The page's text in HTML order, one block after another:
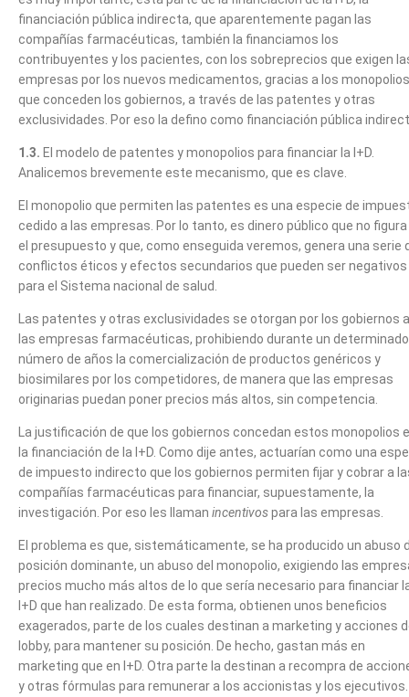
financiación pública indirecta, que aparentemente pagan las
compañías farmacéuticas, también la financiamos los
contribuyentes y los pacientes, con los sobreprecios que exigen
empresas por los nuevos medicamentos, gracias a los monopolios
que conceden los gobiernos, a través de las patentes y otras
exclusividades. Por eso la defino como financiación pública
1.3. El modelo de patentes y monopolios para financiar la I+D.
Analicemos brevemente este mecanismo, que es clave.
El monopolio que permiten las patentes es una especie de
cedido a las empresas. Por lo tanto, es dinero público que no figura
el presupuesto y que, como enseguida veremos, genera una serie
conflictos éticos y efectos secundarios que pueden ser negativos
para el Sistema nacional de salud.
Las patentes y otras exclusividades se otorgan por los gobiernos a
las empresas farmacéuticas, prohibiendo durante un determinado
número de años la comercialización de productos genéricos y
biosimilares por los competidores, de manera que las empresas
originarias puedan poner precios más altos, sin competencia.
La justificación de que los gobiernos concedan estos monopolios
la financiación de la I+D. Como dije antes, actuarían como una
de impuesto indirecto que los gobiernos permiten fijar y cobrar a
compañías farmacéuticas para financiar, supuestamente, la
investigación. Por eso les llaman incentivospara las empresas.
El problema es que, sistemáticamente, se ha producido un abuso
posición dominante, un abuso del monopolio, exigiendo las
precios mucho más altos de lo que sería necesario para financiar
I+D que han realizado. De esta forma, obtienen unos beneficios
exagerados, parte de los cuales destinan a marketing y acciones
lobby, para mantener su posición. De hecho, gastan más en
marketing que en I+D. Otra parte la destinan a recompra de
y otras fórmulas para remunerar a los accionistas y los ejecutivos.